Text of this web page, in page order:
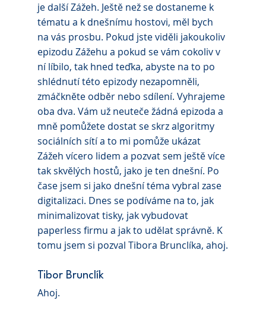
je další Zážeh. Ještě než se dostaneme k
tématu a k dnešnímu hostovi, měl bych
na vás prosbu. Pokud jste viděli jakoukoliv
epizodu Zážehu a pokud se vám cokoliv v
ní líbilo, tak hned teďka, abyste na to po
shlédnutí této epizody nezapomněli,
zmáčkněte odběr nebo sdílení. Vyhrajeme
oba dva. Vám už neuteče žádná epizoda a
mně pomůžete dostat se skrz algoritmy
sociálních sítí a to mi pomůže ukázat
Zážeh vícero lidem a pozvat sem ještě více
tak skvělých hostů, jako je ten dnešní. Po
čase jsem si jako dnešní téma vybral zase
digitalizaci. Dnes se podíváme na to, jak
minimalizovat tisky, jak vybudovat
paperless firmu a jak to udělat správně. K
tomu jsem si pozval Tibora Brunclíka, ahoj.
Tibor Brunclík
Ahoj.